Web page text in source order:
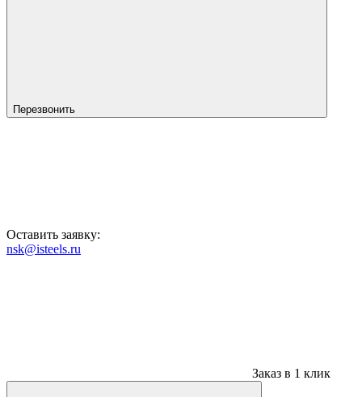
Перезвонить
Оставить заявку:
nsk@isteels.ru
Заказ в 1 клик